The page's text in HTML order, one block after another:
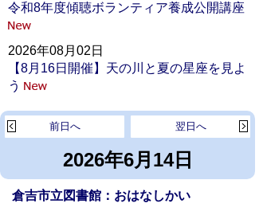
令和8年度傾聴ボランティア養成公開講座
2026年08月02日
【8月16日開催】天の川と夏の星座を見よ
う
2026年6月14日
翌日へ
前日へ
倉吉市立図書館：おはなしかい